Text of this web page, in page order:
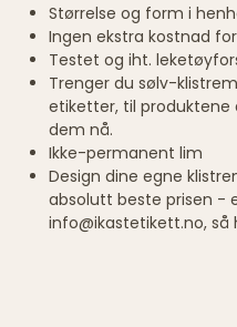
Størrelse og form i
Ingen ekstra kostnad
Testet og iht.
Trenger du sølv-
etiketter, til produktene
dem nå.
Ikke-permanent lim
Design dine egne
absolutt beste prisen -
info@ikastetikett.no, så